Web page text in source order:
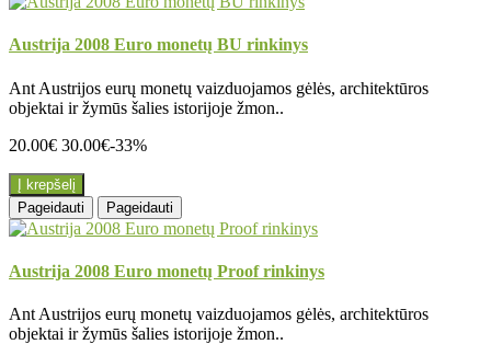
Austrija 2008 Euro monetų BU rinkinys
Ant Austrijos eurų monetų vaizduojamos gėlės, architektūros
objektai ir žymūs šalies istorijoje žmon..
20.00€ 30.00€-33%
Į krepšelį
Pageidauti
Pageidauti
Austrija 2008 Euro monetų Proof rinkinys
Ant Austrijos eurų monetų vaizduojamos gėlės, architektūros
objektai ir žymūs šalies istorijoje žmon..